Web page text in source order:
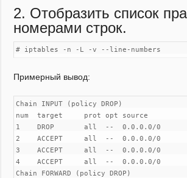
2. Отобразить список
номерами строк.
# iptables -n -L -v --line-numbers
Примерный вывод:
Chain INPUT (policy DROP)
num  target     prot opt source
1    DROP       all  --  0.0.0.0/0
2    ACCEPT     all  --  0.0.0.0/0
3    ACCEPT     all  --  0.0.0.0/0
4    ACCEPT     all  --  0.0.0.0/0
Chain FORWARD (policy DROP)